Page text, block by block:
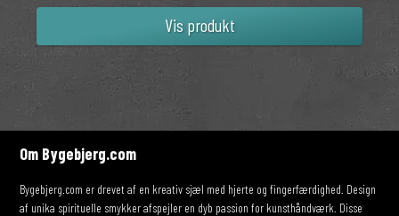
Vis produkt
Om Bygebjerg.com
Bygebjerg.com er drevet af en kreativ sjæl med hjerte og fingerfærdighed. Design
af unika spirituelle smykker afspejler en dyb passion for kunsthåndværk. Disse